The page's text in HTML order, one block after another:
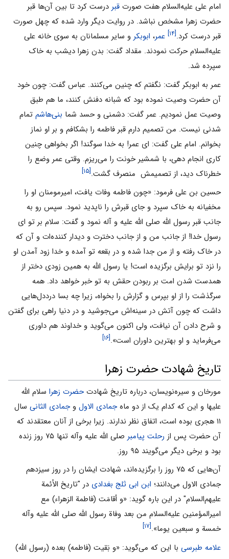
امام على علیه‌السلام هفت صورت قبر درست کرد تا بین آن‌ها قبر
حضرت زهرا مشخص نباشد. در روایت دیگر وارد شده که چهل صورت
قبر درست کرد.[۱۴] عمر، ابوبکر و سایر مسلمانان به سوى خانه على
علیه‌السلام حرکت نمودند. مقداد گفت: بدن زهرا دیشب به خاک
سپرده شد.
عمر به ابوبکر گفت: نگفتم که چنین می‌‌کنند. عباس گفت: چون خود
آن حضرت وصیت نموده بود که شبانه دفنش کنند، ما هم طبق
وصیت عمل نمودیم. عمر گفت: دشمنى و حسد شما بنى‌هاشم تمام
شدنى نیست. من تصمیم دارم قبر فاطمه را بشکافم و بر او نماز
بخوانم. امام على گفت: اى عمر! به خدا سوگند! اگر بخواهى چنین
کارى انجام دهى، با شمشیر خونت را می‌‌ریزم. وقتى عمر وضع را
خطرناک دید، از تصمیمش ‍ منصرف گشت.[۱۵]
حسین بن على فرمود: «چون فاطمه وفات یافت، امیرمومنان او را
مخفیانه به خاک سپرد و جاى قبرش را ناپدید نمود. سپس رو به
جانب قبر رسول الله صلی الله علیه و آله نمود و گفت: سلام بر تو اى
رسول خدا! از جانب من و از جانب دخترت و دیدار کننده‌ات و آن که
در خاک رفته و از من جدا شده و در بقعه تو آمده و خدا زود آمدن او
را نزد تو برایش برگزیده است! یا رسول الله به همین زودى دختر از
همدست شدن امت بر ربودن حقش به تو خبر خواهد داد. همه
سرگذشت را از او بپرس و گزارش را بخواه، زیرا چه بسا درددل‌هایى
داشت که چون آتش در سینه‌اش می‌‌جوشید و در دنیا راهى براى گفتن
و شرح دادن آن نیافت، ولى اکنون می‌‌گوید و خداوند هم داورى
می‌‌فرماید و او بهترین داوران است».[۱۶]
تاریخ شهادت حضرت زهرا
مورخان و سیره‌نویسان، درباره تاریخ شهادتحضرت زهرا سلام الله
علیها و این که کدام یک از دو ماهجمادی الاول وجمادی الثانی سال
۱۱ هجری بوده است، اتفاق نظر ندارند. زیرا برخی از آنان معتقدند که
آن حضرت پس از رحلت پیامبر
صلی الله علیه وآله تنها ۷۵ روز زنده
بود و برخی دیگر می‌گویند ۹۵ روز.
آن‌هایی که ۷۵ روز را برگزیده‌اند، شهادت ایشان را در روز سیزدهم
جمادی الاول می‌دانند؛ ابن ابی ثلج بغدادی در "تاریخ الأئمة
علیهم‌السلام" در این باره گوید: «و أقامَت (فاطمة الزهراء) مع
امیرالمؤمنین علیه‌السلام من بعد وفاة رسول الله صلی الله علیه وآله
خمسة و سبعین یوما».[۱۷]
علامه طبرسی با این که می‌گوید: «و بَقیت (فاطمه) بعده (رسول الله)